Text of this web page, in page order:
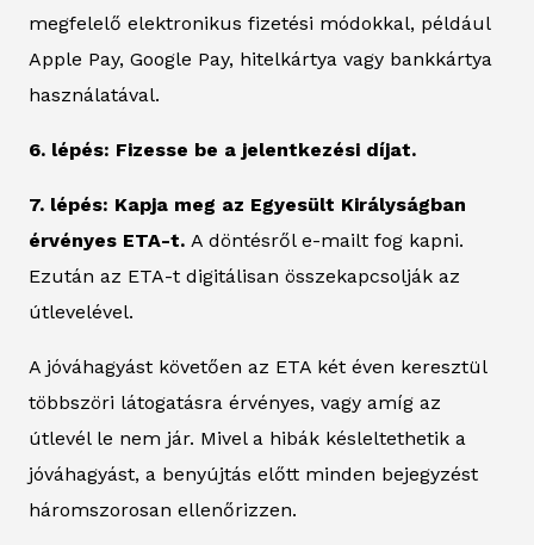
megfelelő elektronikus fizetési módokkal, például
Apple Pay, Google Pay, hitelkártya vagy bankkártya
használatával.
6. lépés: Fizesse be a jelentkezési díjat.
7. lépés: Kapja meg az Egyesült Királyságban
érvényes ETA-t. A döntésről e-mailt fog kapni.
Ezután az ETA-t digitálisan összekapcsolják az
útlevelével.
A jóváhagyást követően az ETA két éven keresztül
többszöri látogatásra érvényes, vagy amíg az
útlevél le nem jár. Mivel a hibák késleltethetik a
jóváhagyást, a benyújtás előtt minden bejegyzést
háromszorosan ellenőrizzen.